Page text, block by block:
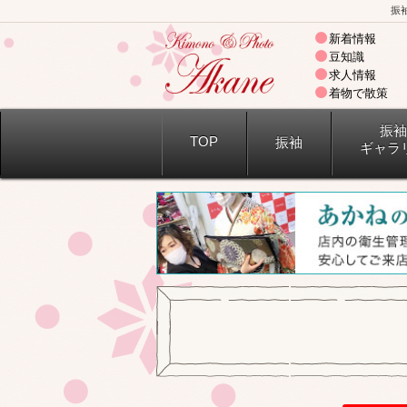
振
新着情報
豆知識
求人情報
着物で散策
TOP 振袖
振袖
ギャラ